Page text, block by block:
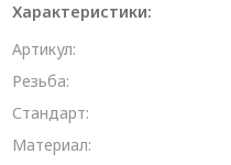
Характеристики:
Артикул:
Резьба:
Стандарт:
Материал: